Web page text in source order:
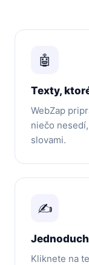
🤖
Texty,
WebZap
niečo
slovami.
✍️
Kliknete na